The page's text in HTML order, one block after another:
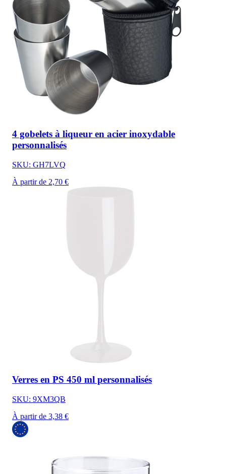
4 gobelets à liqueur en acier inoxydable
personnalisés
SKU: GH7LVQ
À partir de 2,70 €
Verres en PS 450 ml personnalisés
SKU: 9XM3QB
À partir de 3,38 €